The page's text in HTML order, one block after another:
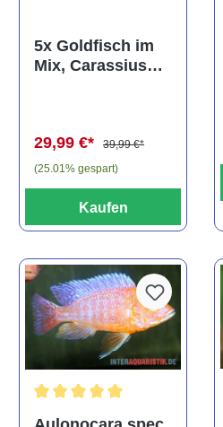
5x Goldfisch im
Mix, Carassius
29,99 €*
39,99 €*
(25.01% gespart)
Kaufen
Durchschnittliche Bewertung